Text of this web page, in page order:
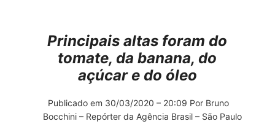
Principais altas foram do
tomate, da banana, do
açúcar e do óleo
Publicado em 30/03/2020 – 20:09 Por Bruno
Bocchini – Repórter da Agência Brasil – São Paulo